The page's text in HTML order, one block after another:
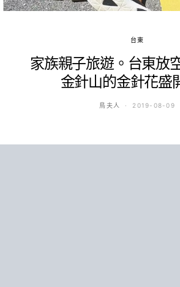
台東
家族親子旅遊。台東放
金針山的金針花盛
鳥夫人 2019-08-09